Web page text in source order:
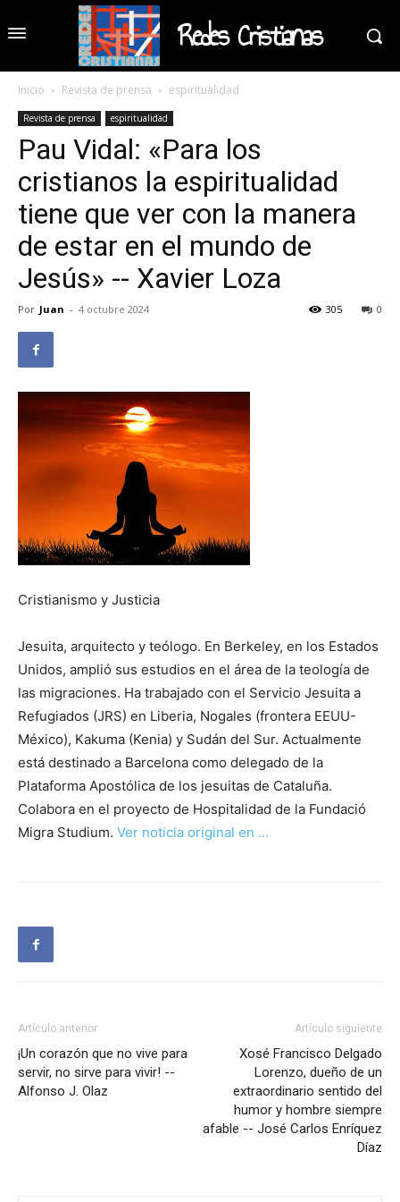
Redes Cristianas
Inicio Revista de prensa espiritualidad
Revista de prensa espiritualidad
Pau Vidal: «Para los
cristianos la espiritualidad
tiene que ver con la manera
de estar en el mundo de
Jesús» -- Xavier Loza
Por Juan - 4 octubre 2024 0
305
Cristianismo y Justicia
Jesuita, arquitecto y teólogo. En Berkeley, en los Estados
Unidos, amplió sus estudios en el área de la teología de
las migraciones. Ha trabajado con el Servicio Jesuita a
Refugiados (JRS) en Liberia, Nogales (frontera EEUU-
México), Kakuma (Kenia) y Sudán del Sur. Actualmente
está destinado a Barcelona como delegado de la
Plataforma Apostólica de los jesuitas de Cataluña.
Colabora en el proyecto de Hospitalidad de la Fundació
Migra Studium. Ver noticia original en …
Artículo anterior
¡Un corazón que no vive para
servir, no sirve para vivir! --
Alfonso J. Olaz
Artículo siguiente
Xosé Francisco Delgado
Lorenzo, dueño de un
extraordinario sentido del
humor y hombre siempre
afable -- José Carlos Enríquez
Díaz